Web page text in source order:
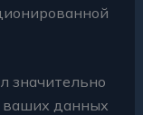
значительно
данных